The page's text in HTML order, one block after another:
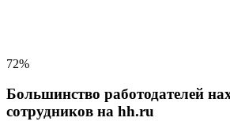
72%
Большинство работодателей
сотрудников на hh.ru